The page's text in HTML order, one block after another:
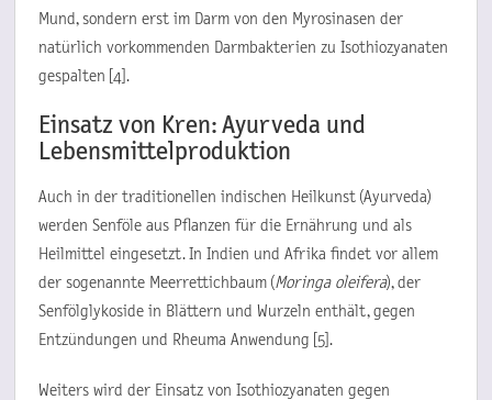
Mund, sondern erst im Darm von den Myrosinasen der
natürlich vorkommenden Darmbakterien zu Isothiozyanaten
gespalten [4].
Einsatz von Kren: Ayurveda und
Lebensmittelproduktion
Auch in der traditionellen indischen Heilkunst (Ayurveda)
werden Senföle aus Pflanzen für die Ernährung und als
Heilmittel eingesetzt. In Indien und Afrika findet vor allem
der sogenannte Meerrettichbaum (Moringa oleifera), der
Senfölglykoside in Blättern und Wurzeln enthält, gegen
Entzündungen und Rheuma Anwendung [5].
Weiters wird der Einsatz von Isothiozyanaten gegen